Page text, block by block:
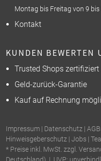
Montag bis Freitag von 9 bis
Kontakt
KUNDEN
Trusted Shops zertifiziert
Geld-zurück-Garantie
Kauf auf Rechnung
Impressum | Datenschutz |
Hinweisgeberschutz | Jobs |
* Preise inkl. MwSt. zzgl.